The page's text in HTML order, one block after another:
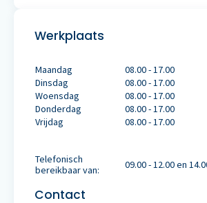
Werkplaats
Maandag
08.00 - 17.00
Dinsdag
08.00 - 17.00
Woensdag
08.00 - 17.00
Donderdag
08.00 - 17.00
Vrijdag
08.00 - 17.00
Telefonisch
bereikbaar van:
09.00 - 12.00 en
Contact